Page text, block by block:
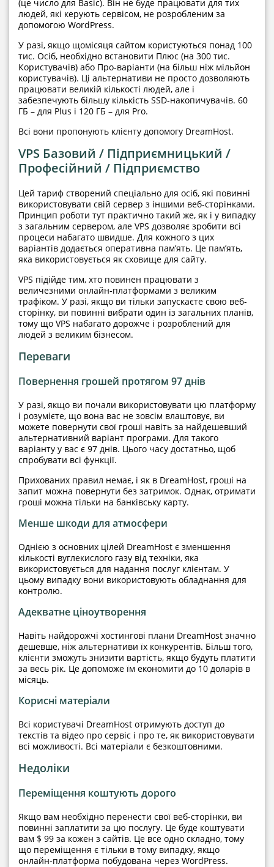
(це число для Basic). Він не буде працювати для тих
людей, які керують сервісом, не розробленим за
допомогою WordPress.
У разі, якщо щомісяця сайтом користуються понад 100
тис. Осіб, необхідно встановити Плюс (на 300 тис.
Користувачів) або Про-варіанти (на більш ніж мільйон
користувачів). Ці альтернативи не просто дозволяють
працювати великій кількості людей, але і
забезпечують більшу кількість SSD-накопичувачів. 60
ГБ – для Plus і 120 ГБ – для Pro.
Всі вони пропонують клієнту допомогу DreamHost.
VPS Базовий / Підприємницький /
Професійний / Підприємство
Цей тариф створений спеціально для осіб, які повинні
використовувати свій сервер з іншими веб-сторінками.
Принцип роботи тут практично такий же, як і у випадку
з загальним сервером, але VPS дозволяє зробити всі
процеси набагато швидше. Для кожного з цих
варіантів додається оперативна пам’ять. Це пам’ять,
яка використовується як сховище для сайту.
VPS підійде тим, хто повинен працювати з
величезними онлайн-платформами з великим
трафіком. У разі, якщо ви тільки запускаєте свою веб-
сторінку, ви повинні вибрати один із загальних планів,
тому що VPS набагато дорожче і розроблений для
людей з великим бізнесом.
Переваги
Повернення грошей протягом 97 днів
У разі, якщо ви почали використовувати цю платформу
і розумієте, що вона вас не зовсім влаштовує, ви
можете повернути свої гроші навіть за найдешевший
альтернативний варіант програми. Для такого
варіанту у вас є 97 днів. Цього часу достатньо, щоб
спробувати всі функції.
Прихованих правил немає, і як в DreamHost, гроші на
запит можна повернути без затримок. Однак, отримати
гроші можна тільки на банківську карту.
Менше шкоди для атмосфери
Однією з основних цілей DreamHost є зменшення
кількості вуглекислого газу від техніки, яка
використовується для надання послуг клієнтам. У
цьому випадку вони використовують обладнання для
контролю.
Адекватне ціноутворення
Навіть найдорожчі хостингові плани DreamHost значно
дешевше, ніж альтернативи їх конкурентів. Більш того,
клієнти зможуть знизити вартість, якщо будуть платити
за весь рік. Це допоможе їм економити до 10 доларів в
місяць.
Корисні матеріали
Всі користувачі DreamHost отримують доступ до
текстів та відео про сервіс і про те, як використовувати
всі можливості. Всі матеріали є безкоштовними.
Недоліки
Переміщення коштують дорого
Якщо вам необхідно перенести свої веб-сторінки, ви
повинні заплатити за цю послугу. Це буде коштувати
вам $ 99 за кожен з сайтів. Це все одно складно, тому
що переміщення є тільки в тому випадку, якщо
онлайн-платформа побудована через WordPress.